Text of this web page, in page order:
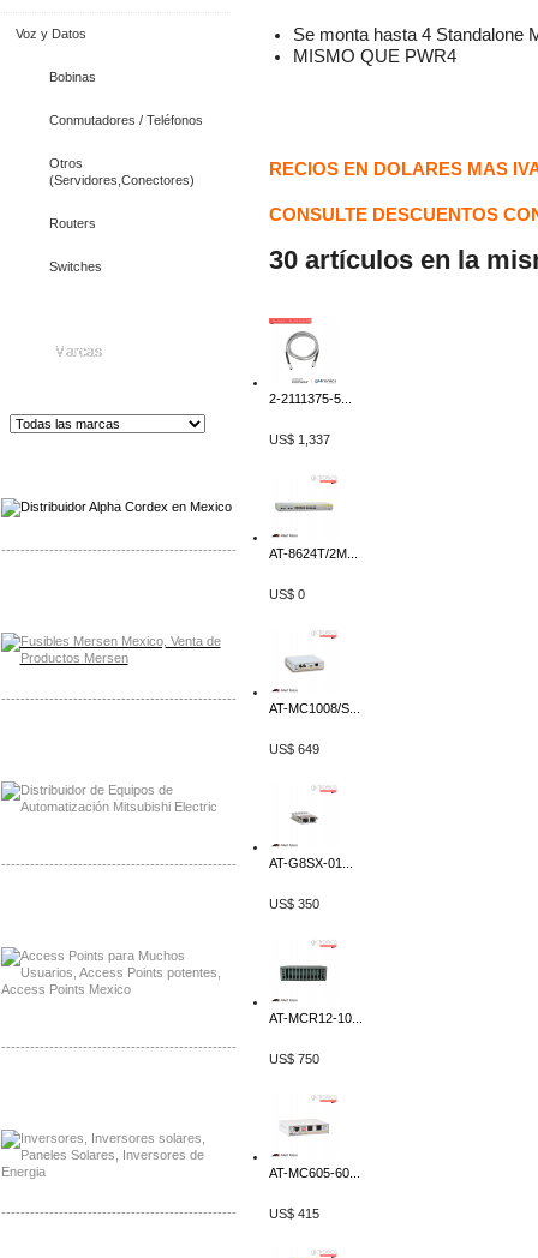
Voz y Datos
Bobinas
Conmutadores / Teléfonos
Otros
(Servidores,Conectores)
Routers
Switches
Marcas
-------------------------------------------------
-------------------------------------------------
-------------------------------------------------
-------------------------------------------------
-------------------------------------------------
Se monta hasta 4 Standalone
MISMO QUE PWR4
RECIOS EN DOLARES MAS
CONSULTE DESCUENTOS
30 artículos en la
2-2111375-5...
US$ 1,337
AT-8624T/2M...
US$ 0
AT-MC1008/S...
US$ 649
AT-G8SX-01...
US$ 350
AT-MCR12-10...
US$ 750
AT-MC605-60...
US$ 415